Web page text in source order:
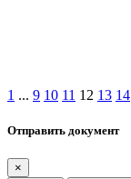
1 ... 9 10 11 12 13 14
Отправить документ
×